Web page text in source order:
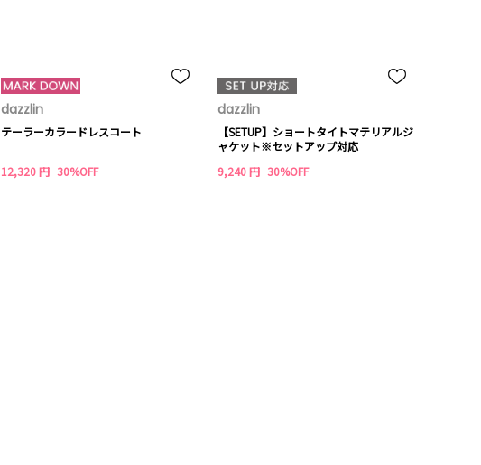
dazzlin
テーラーカラードレスコート
12,320 円 30%OFF
dazzlin
【SETUP】ショートタイトマテリアルジ
ャケット※セットアップ対応
9,240 円 30%OFF